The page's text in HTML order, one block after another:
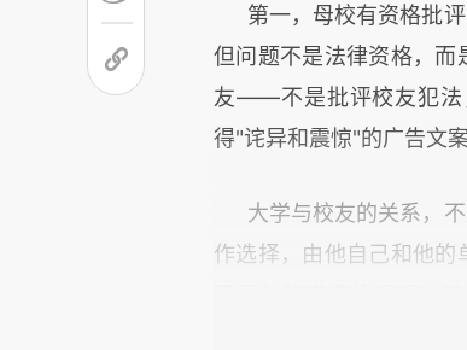
第一，母校有资格批
但问题不是法律资格，而
友——不是批评校友犯法
得"诧异和震惊"的广告文
大学与校友的关系，
作选择，由他自己和他的
歉。母校此时跳出来补